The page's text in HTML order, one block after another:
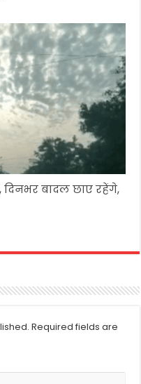
बादल छाए रहेंगे,
Required fields are